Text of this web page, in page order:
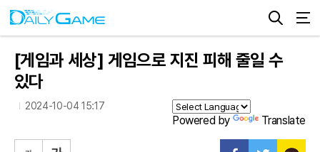
[게임과 세상] 게임으로 지진 피해 줄일 수
있다
2024-10-04 15:17
Powered by Translate